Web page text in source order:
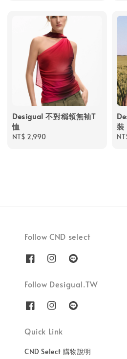
Desigual 不對稱領無袖T
恤
Regular
NT$ 2,990
裝
Follow CND select
Follow Desigual.TW
Quick Link
CND Select 購物說明